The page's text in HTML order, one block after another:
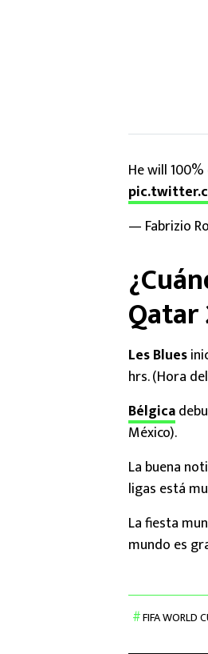
He will
— Fabrizio
Qatar
Les Blues
hrs. (Hora
Bélgica
México).
La buena
ligas está
La fiesta
mundo es
FIFA WORLD